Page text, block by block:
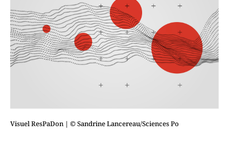
Visuel ResPaDon | © Sandrine Lancereau/Sciences Po